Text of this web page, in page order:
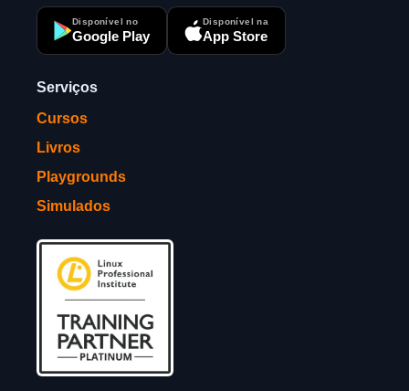
Disponível no
Google Play
Disponível na
App Store
Serviços
Cursos
Livros
Playgrounds
Simulados